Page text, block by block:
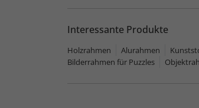
Interessante Produkte
Holzrahmen Alurahmen
Bilderrahmen für Puzzles